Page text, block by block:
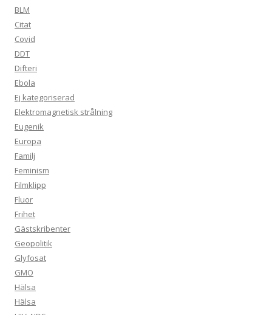
BLM
Citat
Covid
DDT
Difteri
Ebola
Ej kategoriserad
Elektromagnetisk strålning
Eugenik
Europa
Familj
Feminism
Filmklipp
Fluor
Frihet
Gästskribenter
Geopolitik
Glyfosat
GMO
Hälsa
Hälsa